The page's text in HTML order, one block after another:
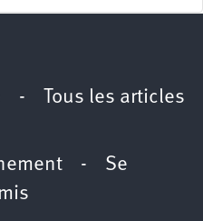
-
Tous les articles
- Se